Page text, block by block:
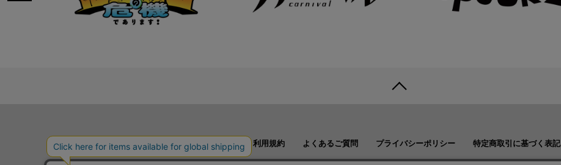
ご利用案内 利用規約 よくあるご質問 プライバシーポリシー 特定商取引に基づく表記